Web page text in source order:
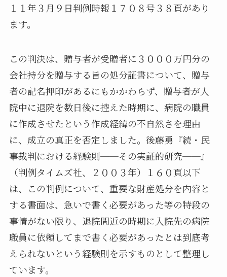
１１年３月９日判例時報１７０８号３８頁があり
ます。
この判決は、贈与者が受贈者に３０００万円分の
会社持分を贈与する旨の処分証書について、贈与
者の記名押印があるにもかかわらず、贈与者が入
院中に退院を数日後に控えた時期に、病院の職員
に作成させたという作成経緯の不自然さを理由
に、成立の真正を否定しました。後藤勇『続・民
事裁判における経験則──その実証的研究──』
（判例タイムズ社、２００３年）１６０頁以下
は、この判例について、重要な財産処分を内容と
する書面は、急いで書く必要があった等の特段の
事情がない限り、退院間近の時期に入院先の病院
職員に依頼してまで書く必要があったとは到底考
えられないという経験則を示すものとして整理し
ています。